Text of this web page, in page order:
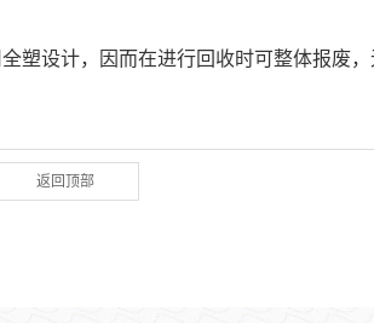
全塑设计， 因而在进行回收时可整体报废
返回顶部